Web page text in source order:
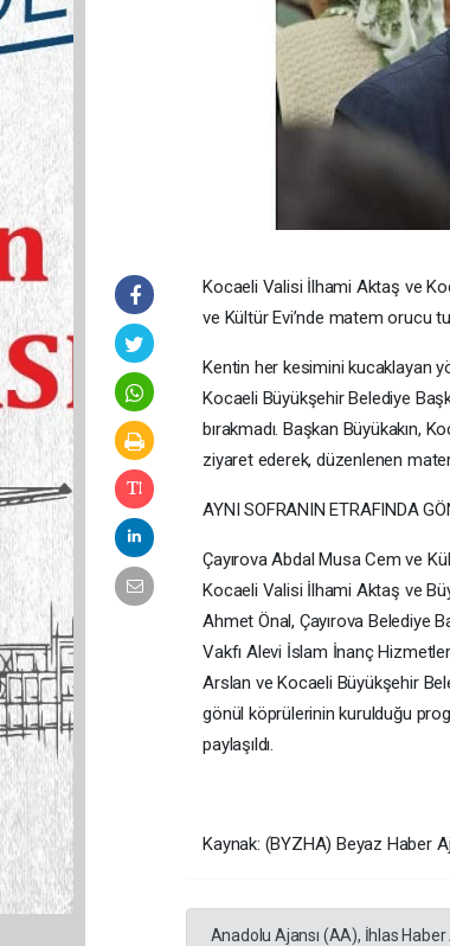
Kocaeli Valisi İlhami Aktaş ve
ve Kültür Evi’nde matem orucu
Kentin her kesimini kucaklayan
Kocaeli Büyükşehir Belediye
bırakmadı. Başkan Büyükakın,
ziyaret ederek, düzenlenen
AYNI SOFRANIN ETRAFINDA
Çayırova Abdal Musa Cem ve
Kocaeli Valisi İlhami Aktaş ve
Ahmet Önal, Çayırova Belediye
Vakfı Alevi İslam İnanç Hizmetleri
Arslan ve Kocaeli Büyükşehir
gönül köprülerinin kurulduğu
paylaşıldı.
Kaynak: (BYZHA) Beyaz Haber
Anadolu Ajansı (AA), İhlas